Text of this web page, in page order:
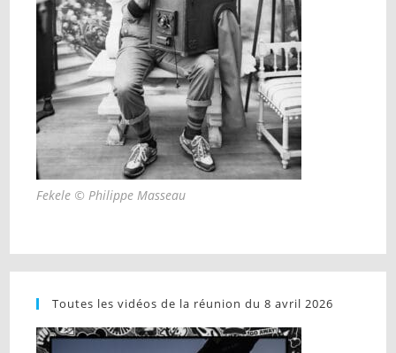
Fekele © Philippe Masseau
Toutes les vidéos de la réunion du 8 avril 2026